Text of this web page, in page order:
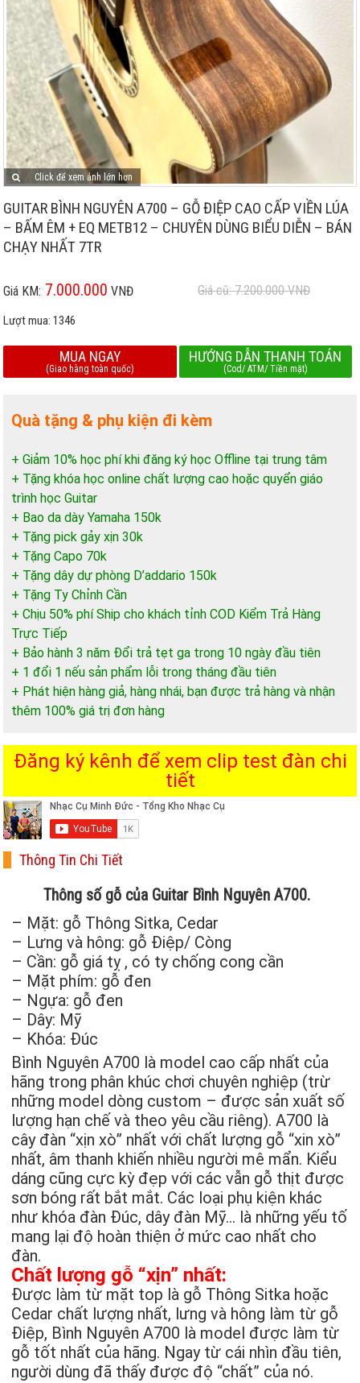
Click để xem ảnh lớn hơn
GUITAR BÌNH NGUYÊN A700 – GỖ ĐIỆP CAO CẤP VIỀN LÚA
– BẤM ÊM + EQ METB12 – CHUYÊN DÙNG BIỂU DIỄN – BÁN
CHẠY NHẤT 7TR
Giá KM: 7.000.000 VNĐ Giá cũ: 7.200.000VNĐ
Lượt mua:1346
MUA NGAY
(Giao hàng toàn quốc)
HƯỚNG DẪN THANH TOÁN
(Cod/ ATM/ Tiền mặt)
Quà tặng & phụ kiện đi kèm
+ Giảm 10% học phí khi đăng ký học Offline tại trung tâm
+ Tặng khóa học online chất lượng cao hoặc quyển giáo
trình học Guitar
+ Bao da dày Yamaha 150k
+ Tặng pick gảy xịn 30k
+ Tặng Capo 70k
+ Tặng dây dự phòng D’addario 150k
+ Tặng Ty Chỉnh Cần
+ Chịu 50% phí Ship cho khách tỉnh COD Kiểm Trả Hàng
Trực Tiếp
+ Bảo hành 3 năm Đổi trả tẹt ga trong 10 ngày đầu tiên
+ 1 đổi 1 nếu sản phẩm lỗi trong tháng đầu tiên
+ Phát hiện hàng giả, hàng nhái, bạn được trả hàng và nhận
thêm 100% giá trị đơn hàng
Đăng ký kênh để xem clip test đàn chi
tiết
Thông Tin Chi Tiết
Thông số gỗ của Guitar Bình Nguyên A700.
– Mặt: gỗ Thông Sitka, Cedar
– Lưng và hông: gỗ Điệp/ Còng
– Cần: gỗ giá tỵ , có ty chống cong cần
– Mặt phím: gỗ đen
– Ngựa: gỗ đen
– Dây: Mỹ
– Khóa: Đúc
Bình Nguyên A700 là model cao cấp nhất của
hãng trong phân khúc chơi chuyên nghiệp (trừ
những model dòng custom – được sản xuất số
lượng hạn chế và theo yêu cầu riêng). A700 là
cây đàn “xịn xò” nhất với chất lượng gỗ “xin xò”
nhất, âm thanh khiến nhiều người mê mẩn. Kiểu
dáng cũng cực kỳ đẹp với các vẫn gỗ thịt được
sơn bóng rất bắt mắt. Các loại phụ kiện khác
như khóa đàn Đúc, dây đàn Mỹ… là những yếu tố
mang lại độ hoàn thiện ở mức cao nhất cho
đàn.
Chất lượng gỗ “xịn” nhất:
Được làm từ mặt top là gỗ Thông Sitka hoặc
Cedar chất lượng nhất, lưng và hông làm từ gỗ
Điệp, Bình Nguyên A700 là model được làm từ
gỗ tốt nhất của hãng. Ngay từ cái nhìn đầu tiên,
người dùng đã thấy được độ “chất” của nó.